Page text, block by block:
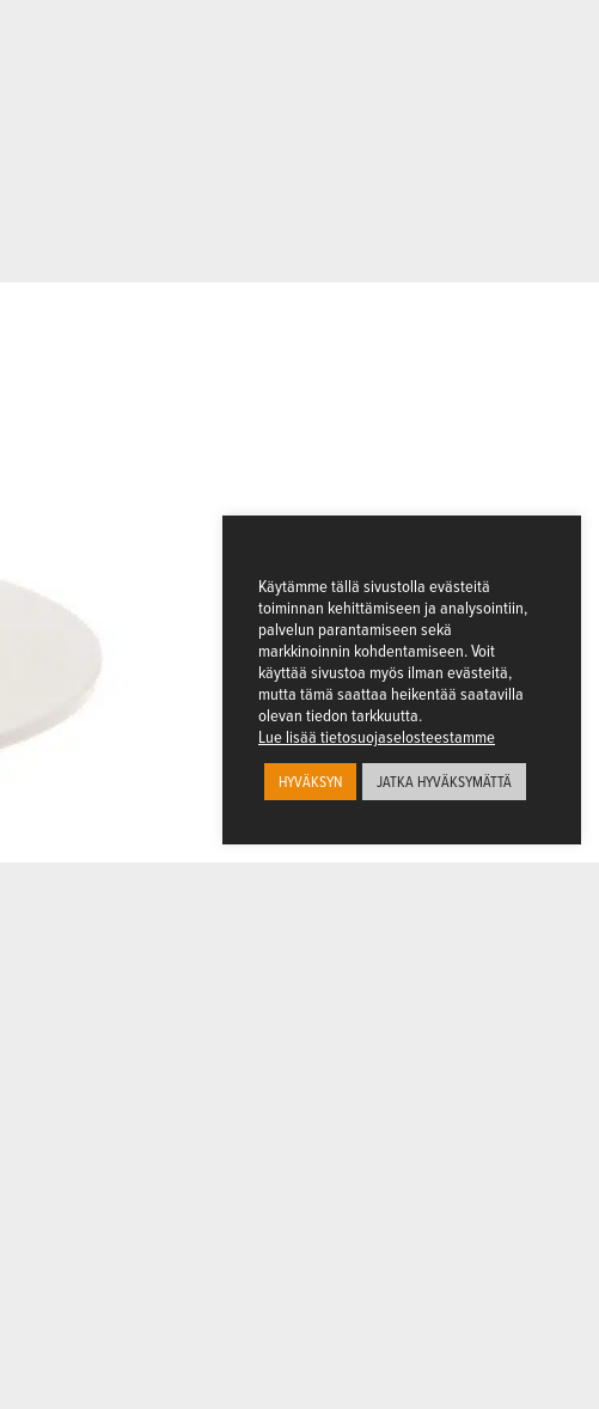
Käytämme tällä sivustolla evästeitä
toiminnan kehittämiseen ja analysointiin,
palvelun parantamiseen sekä
markkinoinnin kohdentamiseen. Voit
käyttää sivustoa myös ilman evästeitä,
mutta tämä saattaa heikentää saatavilla
olevan tiedon tarkkuutta.
Lue lisää tietosuojaselosteestamme
HYVÄKSYN JATKA HYVÄKSYMÄTTÄ